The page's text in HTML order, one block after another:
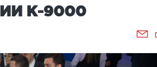
К-9000